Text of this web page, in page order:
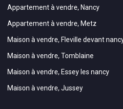
Appartement à vendre, Nancy
Appartement à vendre, Metz
Maison à vendre, Fleville devant
Maison à vendre, Tomblaine
Maison à vendre, Essey les nancy
Maison à vendre, Jussey